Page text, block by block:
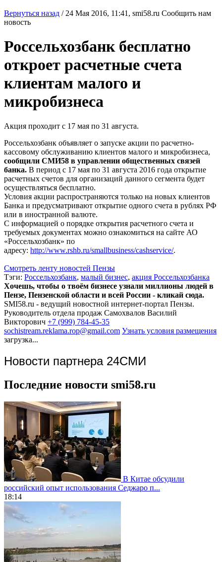
Вернуться назад / 24 Мая 2016, 11:41, smi58.ru Сообщить нам
новость
Россельхозбанк бесплатно
откроет расчетные счета
клиентам малого и
микробизнеса
Акция проходит с 17 мая по 31 августа.
Россельхозбанк объявляет о запуске акции по расчетно-
кассовому обслуживанию клиентов малого и микробизнеса,
сообщили СМИ58 в управлении общественных связей
банка. В период с 17 мая по 31 августа 2016 года открытие
расчетных счетов для организаций данного сегмента будет
осуществляться бесплатно.
Условия акции распространяются только на новых клиентов
Банка и предусматривают открытие одного счета в рублях РФ
или в иностранной валюте.
С информацией о порядке открытия расчетного счета и
требуемых документах можно ознакомиться на сайте АО
«Россельхозбанк» по
адресу: http://www.rshb.ru/smallbusiness/cashservice/.
Смотреть ленту новостей Пензы
Тэги: Россельхозбанк, малый бизнес, акция Россельхозбанка
Хочешь, чтобы о твоём бизнесе узнали миллионы людей в
Пензе, Пензенской области и всей России - кликай сюда.
SMI58.ru - ведущий новостной интернет-портал Пензы.
Руководитель отдела продаж Самохвалов Василий
Викторович +7 (999) 784-45-35
sochistream.reklama.rop@gmail.com Узнать условия размещения
загрузка...
Новости партнера 24СМИ
Последние новости smi58.ru
В Китае обсудили
российский опыт использования Седжаро п...
18:14